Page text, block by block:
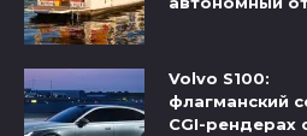
Volvo S100:
флагманский
CGI-рендерах